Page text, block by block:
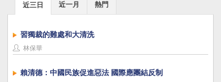
近三日 近一月 熱門
習獨裁的難處和大清洗
林保華
賴清德：中國民族促進惡法 國際應團結反制